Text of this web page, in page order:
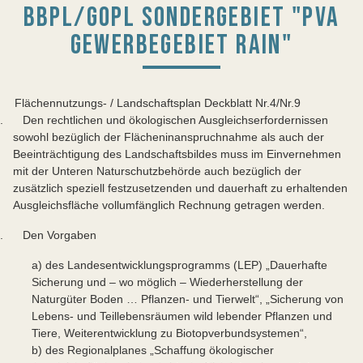
BBPL/GOPL SONDERGEBIET "PVA
GEWERBEGEBIET RAIN"
Flächennutzungs- / Landschaftsplan Deckblatt Nr.4/Nr.9
Den rechtlichen und ökologischen Ausgleichserfordernissen
sowohl bezüglich der Flächeninanspruchnahme als auch der
Beeinträchtigung des Landschaftsbildes muss im Einvernehmen
mit der Unteren Naturschutzbehörde auch bezüglich der
zusätzlich speziell festzusetzenden und dauerhaft zu erhaltenden
Ausgleichsfläche vollumfänglich Rechnung getragen werden.
Den Vorgaben
a) des Landesentwicklungsprogramms (LEP) „Dauerhafte
Sicherung und – wo möglich – Wiederherstellung der
Naturgüter Boden … Pflanzen- und Tierwelt“, „Sicherung von
Lebens- und Teillebensräumen wild lebender Pflanzen und
Tiere, Weiterentwicklung zu Biotopverbundsystemen“,
b) des Regionalplanes „Schaffung ökologischer